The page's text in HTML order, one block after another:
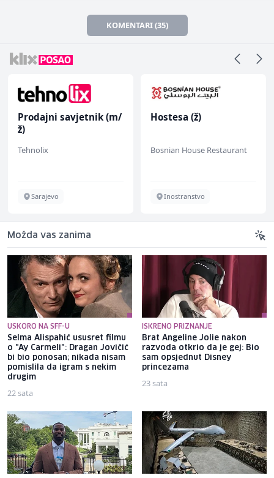
KOMENTARI (35)
Prodajni savjetnik (m/
ž)
Tehnolix
Sarajevo
Hostesa (ž)
Bosnian House Restaurant
Inostranstvo
Možda vas zanima
USKORO NA SFF-U
Selma Alispahić ususret filmu
o "Ay Carmeli": Dragan Jovičić
bi bio ponosan; nikada nisam
pomislila da igram s nekim
drugim
22 sata
ISKRENO PRIZNANJE
Brat Angeline Jolie nakon
razvoda otkrio da je gej: Bio
sam opsjednut Disney
princezama
23 sata